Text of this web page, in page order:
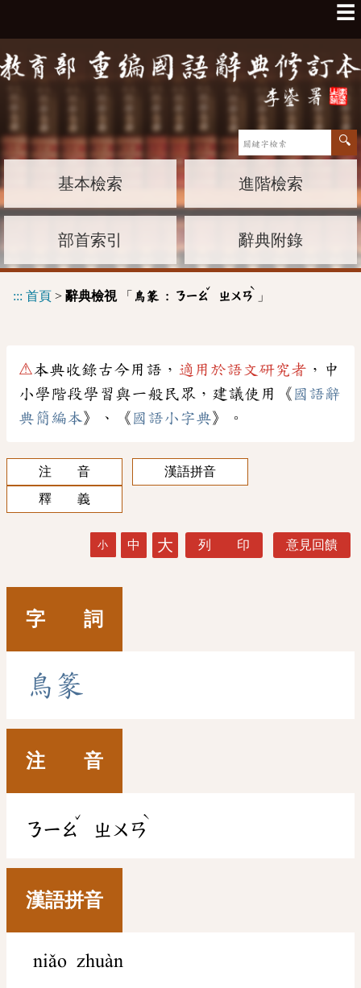
☰
基本檢索 進階檢索
部首索引 辭典附錄
::: 首頁 > 辭典檢視「 鳥篆 : ㄋㄧㄠ
ˇ
ㄓㄨㄢ
ˋ
」
⚠本典收錄古今用語， 適用於語文研究者 ，中
小學階段學習與一般民眾，建議使用《 國語辭
典簡編本》、《 國語小字典》。
注 音
漢語拼音
釋 義
小 中 大 列 印 意見回饋
字 詞
鳥 篆
注 音
ㄋㄧㄠ
ˇ
ㄓㄨㄢ
ˋ
漢語拼音
niǎo zhuàn